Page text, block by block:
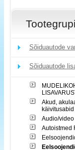
Sõiduautode
Sõiduautode
Akud,
käivitusabid
Audio/
Autoistmed